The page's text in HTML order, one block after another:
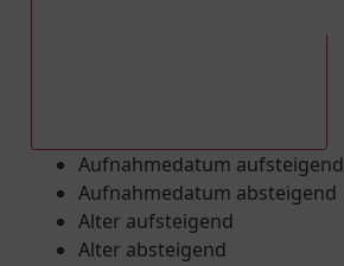
Aufnahmedatum aufsteigend
Aufnahmedatum absteigend
Alter aufsteigend
Alter absteigend